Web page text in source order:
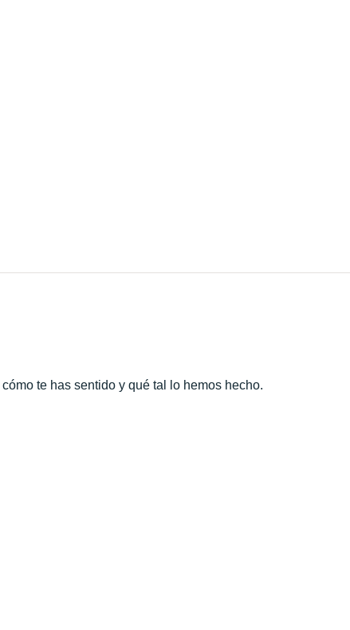
te has sentido y qué tal lo hemos hecho.